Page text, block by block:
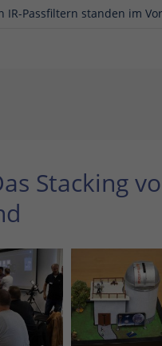
IR-Passfiltern standen im
Stacking